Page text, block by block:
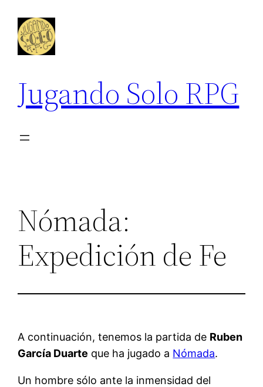
contenido
Jugando Solo RPG
Nómada:
Expedición de Fe
A continuación, tenemos la partida de Ruben
García Duarte que ha jugado a Nómada.
Un hombre sólo ante la inmensidad del